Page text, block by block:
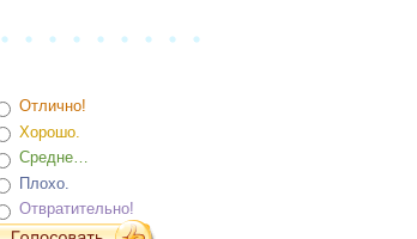
Отлично!
Хорошо.
Средне…
Плохо.
Отвратительно!